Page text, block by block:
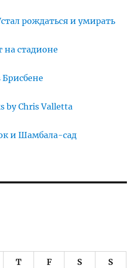
рождаться и умирать
на стадионе
by Chris Valletta
и Шамбала-сад
T F S S